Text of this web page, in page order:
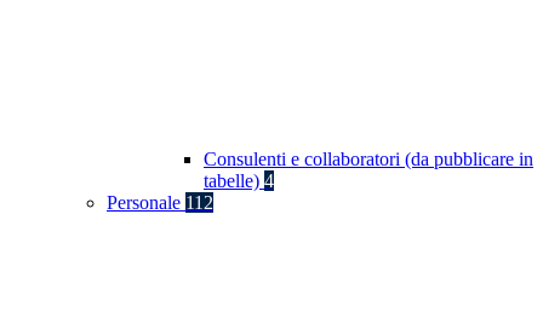
Consulenti e collaboratori (da pubblicare in
tabelle) 4
Personale 112